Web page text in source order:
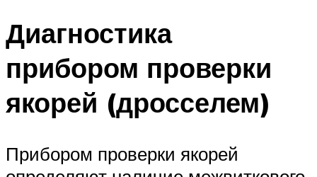
Диагностика
прибором проверки
якорей (дросселем)
Прибором проверки якорей